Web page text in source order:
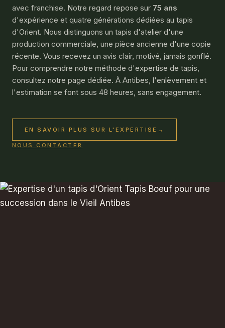
avec franchise. Notre regard repose sur 75 ans
d'expérience et quatre générations dédiées au tapis
d'Orient. Nous distinguons un tapis d'atelier d'une
production commerciale, une pièce ancienne d'une copie
récente. Vous recevez un avis clair, motivé, jamais gonflé.
Pour comprendre notre méthode d'expertise de tapis
consultez notre page dédiée. À Antibes, l'enlèvement et
l'estimation se font sous 48 heures, sans engagement.
EN SAVOIR PLUS SUR L'EXPERTISE →
NOUS CONTACTER